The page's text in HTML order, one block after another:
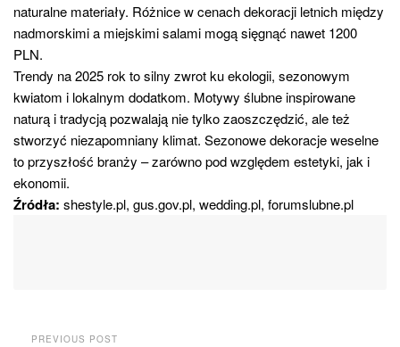
naturalne materiały. Różnice w cenach dekoracji letnich między
nadmorskimi a miejskimi salami mogą sięgnąć nawet 1200
PLN.
Trendy na 2025 rok to silny zwrot ku ekologii, sezonowym
kwiatom i lokalnym dodatkom. Motywy ślubne inspirowane
naturą i tradycją pozwalają nie tylko zaoszczędzić, ale też
stworzyć niezapomniany klimat. Sezonowe dekoracje weselne
to przyszłość branży – zarówno pod względem estetyki, jak i
ekonomii.
Źródła: shestyle.pl, gus.gov.pl, wedding.pl, forumslubne.pl
PREVIOUS POST